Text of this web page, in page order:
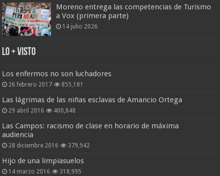
Moreno entrega las competencias de Turismo
a Vox (primera parte)
14 julio 2026
Lo + Visto
Los enfermos no son luchadores
26 febrero 2017 855,181
Las lágrimas de las niñas esclavas de Amancio Ortega
29 abril 2016 400,848
Las Campos: racismo de clase en horario de máxima
audiencia
28 diciembre 2016 379,942
Hijo de una limpiasuelos
14 marzo 2016 318,995